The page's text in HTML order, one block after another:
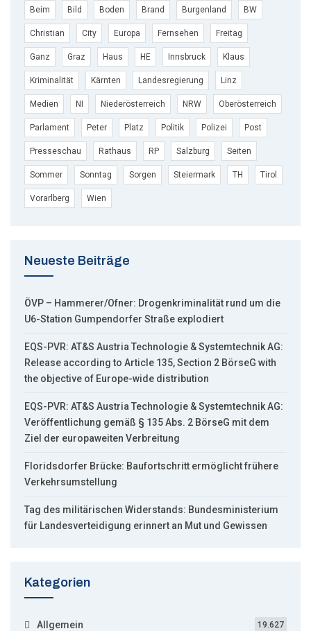
Beim Bild Boden Brand Burgenland BW
Christian City Europa Fernsehen Freitag
Ganz Graz Haus HE Innsbruck Klaus
Kriminalität Kärnten Landesregierung Linz
Medien NI Niederösterreich NRW Oberösterreich
Parlament Peter Platz Politik Polizei Post
Presseschau Rathaus RP Salzburg Seiten
Sommer Sonntag Sorgen Steiermark TH Tirol
Vorarlberg Wien
Neueste Beiträge
ÖVP – Hammerer/Ofner: Drogenkriminalität rund um die
U6-Station Gumpendorfer Straße explodiert
EQS-PVR: AT&S Austria Technologie & Systemtechnik AG:
Release according to Article 135, Section 2 BörseG with
the objective of Europe-wide distribution
EQS-PVR: AT&S Austria Technologie & Systemtechnik AG:
Veröffentlichung gemäß § 135 Abs. 2 BörseG mit dem
Ziel der europaweiten Verbreitung
Floridsdorfer Brücke: Baufortschritt ermöglicht frühere
Verkehrsumstellung
Tag des militärischen Widerstands: Bundesministerium
für Landesverteidigung erinnert an Mut und Gewissen
Kategorien
Allgemein 19.627